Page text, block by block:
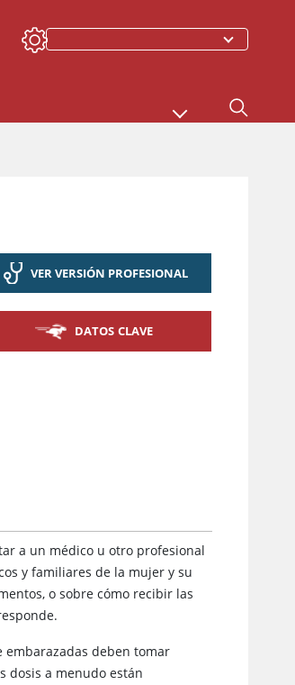
VER VERSIÓN PROFESIONAL
DATOS CLAVE
a un médico u otro profesional
y familiares de la mujer y su
o sobre cómo recibir las
embarazadas deben tomar
dosis a menudo están